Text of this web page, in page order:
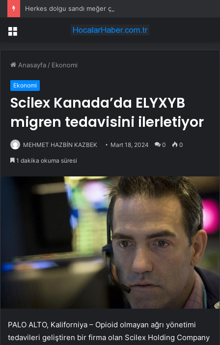
Herkes dolgu sandı meğer çenesini böcek ısırmış
Menü
Anasayfa / Ekonomi
Ekonomi
Scilex Kanada’da ELYXYB
migren tedavisini ilerletiyor
MEHMET HAZBİN KAZBEK Mart 18, 2024 0 0
1 dakika okuma süresi
PALO ALTO, Kaliforniya – Opioid olmayan ağrı yönetimi
tedavileri geliştiren bir firma olan Scilex Holding Company